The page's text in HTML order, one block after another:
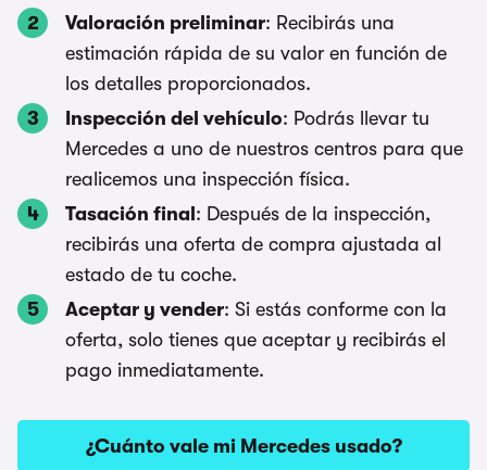
Valoración preliminar: Recibirás una
estimación rápida de su valor en función de
los detalles proporcionados.
Inspección del vehículo: Podrás llevar tu
Mercedes a uno de nuestros centros para que
realicemos una inspección física.
Tasación final : Después de la inspección,
recibirás una oferta de compra ajustada al
estado de tu coche.
Aceptar y vender: Si estás conforme con la
oferta, solo tienes que aceptar y recibirás el
pago inmediatamente.
¿Cuánto vale mi Mercedes usado?